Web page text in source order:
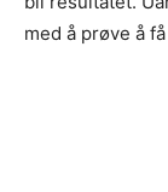
med å prøve å